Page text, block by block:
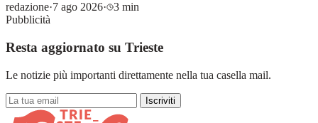
redazione·7 ago 2026·
3 min
Pubblicità
Resta aggiornato su Trieste
Le notizie più importanti direttamente nella tua casella mail.
Iscriviti